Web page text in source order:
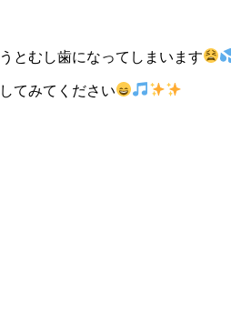
とむし歯になってしまいます
てみてください